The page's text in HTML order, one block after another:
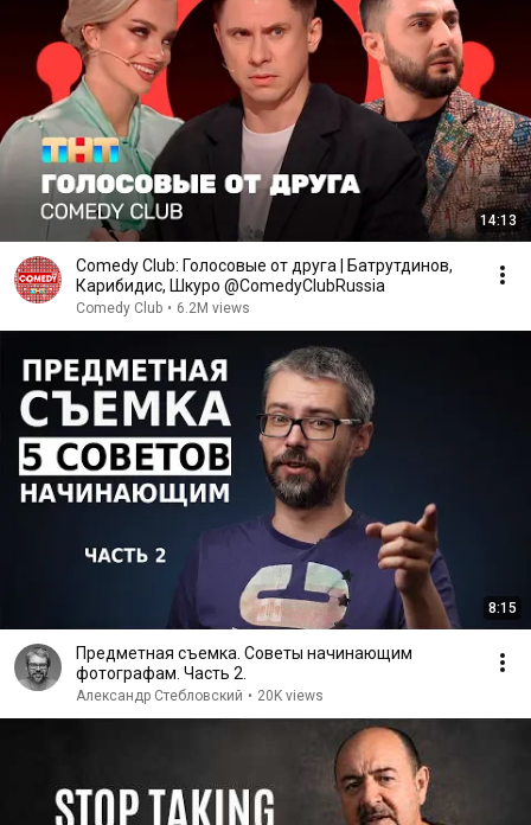
14:13
Comedy Club: Голосовые от друга | Батрутдинов,
Карибидис, Шкуро @ComedyClubRussia
Comedy Club • 6.2M views
8:15
Предметная съемка. Советы начинающим
фотографам. Часть 2.
Александр Стебловский • 20K views